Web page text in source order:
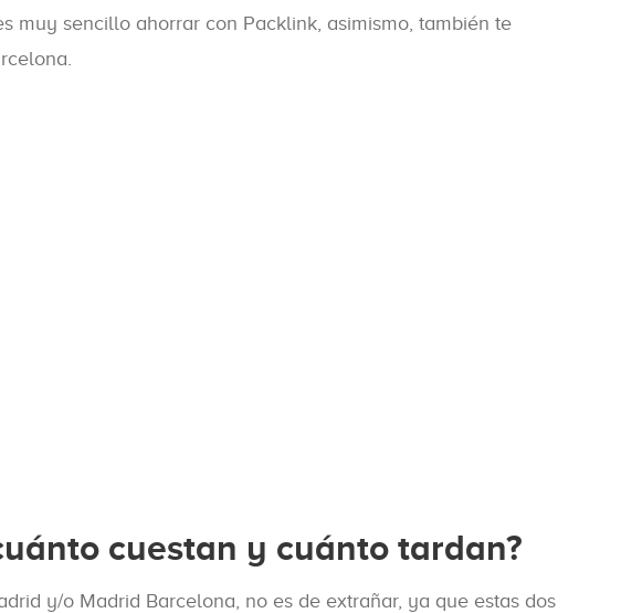
muy sencillo ahorrar con Packlink, asimismo, también te
cuestan y cuánto tardan?
y/o Madrid Barcelona, no es de extrañar, ya que estas dos